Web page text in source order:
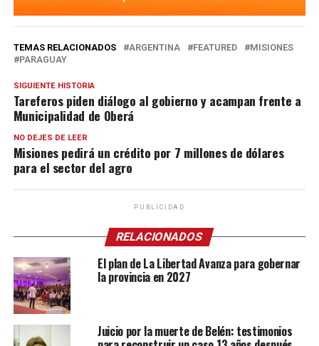
TEMAS RELACIONADOS ARGENTINA FEATURED
MISIONES
PARAGUAY
SIGUIENTE HISTORIA
Tareferos piden diálogo al gobierno y acampan frente a
Municipalidad de Oberá
NO DEJES DE LEER
Misiones pedirá un crédito por 7 millones de dólares
para el sector del agro
PUBLICIDAD
RELACIONADOS
El plan de La Libertad Avanza para gobernar
la provincia en 2027
Juicio por la muerte de Belén: testimonios